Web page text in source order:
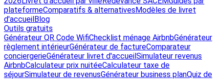
plateformeComparatifs & alternatives Modèles de livret
d'accueil Blog
Outils gratuits
Générateur QR Code WifiChecklist ménage AirbnbGénérateur
règlement intérieurGénérateur de factureComparateur
conciergerieGénérateur livret d'accueil Simulateur revenus
AirbnbCalculateur prix nuitéeCalculateur taxe de
séjourSimulateur de revenusGénérateur business planQuiz de